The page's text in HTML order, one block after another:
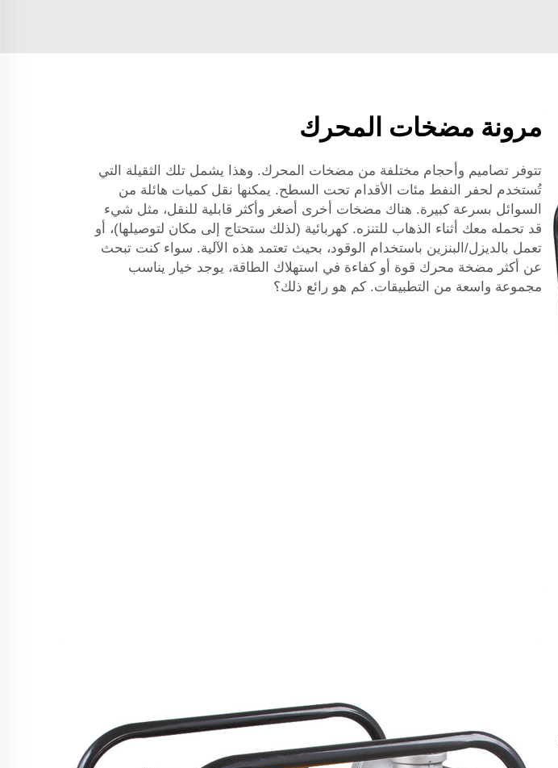
مرونة مضخات المحرك
تتوفر تصاميم وأحجام مختلفة من مضخات المحرك. وهذا يشمل تلك الثقيلة التي
تُستخدم لحفر النفط مئات الأقدام تحت السطح. يمكنها نقل كميات هائلة من
السوائل بسرعة كبيرة. هناك مضخات أخرى أصغر وأكثر قابلية للنقل، مثل شيء
قد تحمله معك أثناء الذهاب للتنزه. كهربائية (لذلك ستحتاج إلى مكان لتوصيلها)، أو
تعمل بالديزل/البنزين باستخدام الوقود، بحيث تعتمد هذه الآلية. سواء كنت تبحث
عن أكثر مضخة محرك قوة أو كفاءة في استهلاك الطاقة، يوجد خيار يناسب
مجموعة واسعة من التطبيقات. كم هو رائع ذلك؟